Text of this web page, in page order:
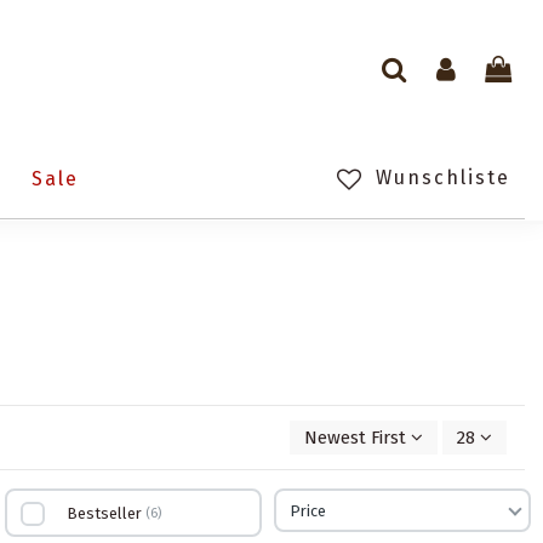
Wunschliste
Sale
Newest First 28
Bestseller 6 Price